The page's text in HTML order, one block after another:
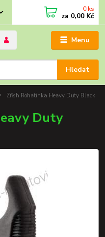
Menu
Hledat
0 ks
za 0,00 Kč
Zfish Rohatinka Heavy Duty Black
Duty